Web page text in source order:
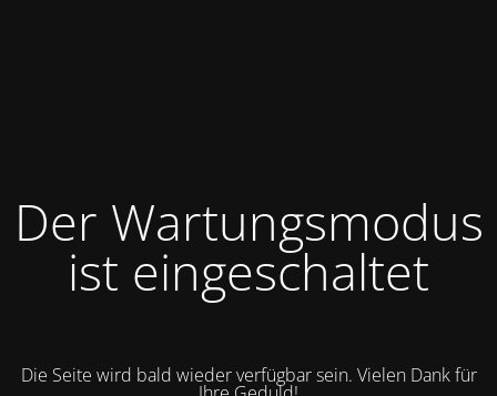
Der Wartungsmodus
ist eingeschaltet
Die Seite wird bald wieder verfügbar sein. Vielen Dank für